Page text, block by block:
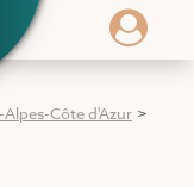
Côte d'Azur >